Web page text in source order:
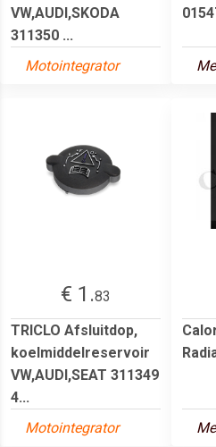
VW,AUDI,SKODA
311350 ...
Motointegrator
€ 1.83
TRICLO Afsluitdop,
koelmiddelreservoir
VW,AUDI,SEAT 311349
4...
Motointegrator